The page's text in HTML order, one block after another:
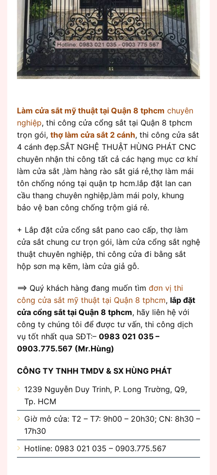
Làm cửa sắt mỹ thuật tại Quận 8 tphcm chuyên
nghiệp, thi công cửa cổng sắt tại Quận 8 tphcm
trọn gói, thợ làm cửa sắt 2 cánh, thi công cửa sắt
4 cánh đẹp.SẮT NGHỆ THUẬT HÙNG PHÁT CNC
chuyên nhận thi công tất cả các hạng mục cơ khí
làm cửa sắt ,làm hàng rào sắt giá rẻ,thợ làm mái
tôn chống nóng tại quận tp hcm.lắp đặt lan can
cầu thang chuyên nghiệp,làm mái poly, khung
bảo vệ ban công chống trộm giá rẻ.
+ Lắp đặt cửa cổng sắt pano cao cấp, thợ làm
cửa sắt chung cư trọn gói, làm cửa cổng sắt nghệ
thuật chuyên nghiệp, thi công cửa đi bằng sắt
hộp sơn mạ kẽm, làm cửa giả gỗ.
==> Quý khách hàng đang muốn tìm đơn vị thi
công cửa sắt mỹ thuật tại Quận 8 tphcm, lắp đặt
cửa cổng sắt tại Quận 8 tphcm, hãy liên hệ với
công ty chúng tôi để được tư vấn, thi công dịch
vụ tốt nhất qua SĐT:– 0983 021 035 –
0903.775.567 (Mr.Hùng)
CÔNG TY TNHH TMDV & SX HÙNG PHÁT
1239 Nguyễn Duy Trinh, P. Long Trường, Q9,
Tp. HCM
Giờ mở cửa: T2 – T7: 9h00 – 20h30; CN: 8h30 –
17h30
Hotline: 0983 021 035 – 0903.775.567